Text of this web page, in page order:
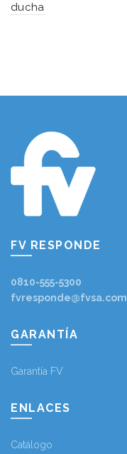
ducha
FV RESPONDE
0810-555-5300
fvresponde@fvsa.com
GARANTÍA
Garantía FV
ENLACES
Catálogo